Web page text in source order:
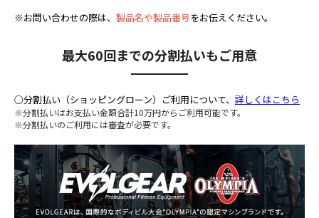
※お問い合わせの際は、 製品名や製品番号をお伝えください。
最大60回までの分割払いもご用意
○分割払い（ショッピングローン）ご利用について、 詳しくはこちら
※分割払いはお支払い金額合計10万円からご利用可能です。
※分割払いのご利用には審査が必要です。